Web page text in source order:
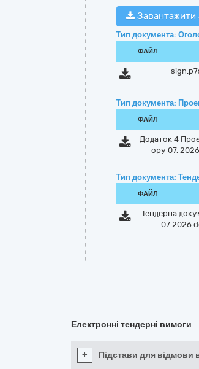
Завантажити
Тип документа:
ФАЙЛ
Тип документа:
ФАЙЛ
Додаток 4
ору 07.
Тип документа:
ФАЙЛ
Тендерна
07
Електронні тендерні вимоги
+ Підстави для відмови